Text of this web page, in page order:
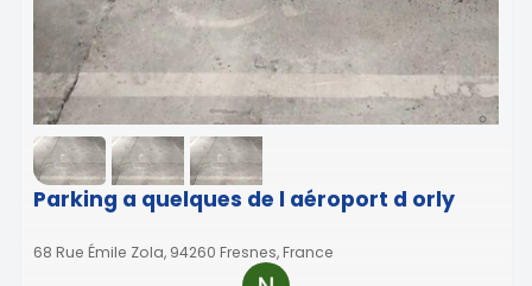
Parking a quelques de l aéroport d orly
68 Rue Émile Zola, 94260 Fresnes, France